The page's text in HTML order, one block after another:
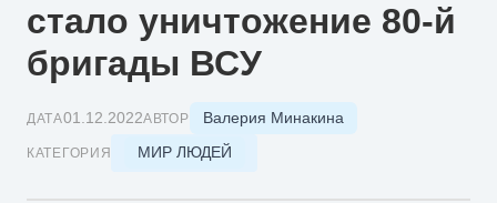
стало уничтожение 80-й
бригады ВСУ
ДАТА01.12.2022АВТОР Валерия Минакина
КАТЕГОРИЯ МИР ЛЮДЕЙ